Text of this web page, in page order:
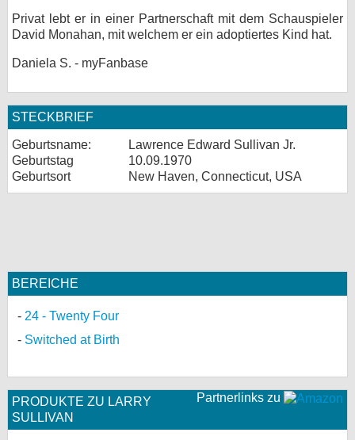
Privat lebt er in einer Partnerschaft mit dem Schauspieler
David Monahan, mit welchem er ein adoptiertes Kind hat.
Daniela S. - myFanbase
STECKBRIEF
Geburtsname:
Lawrence Edward Sullivan Jr.
Geburtstag
10.09.1970
Geburtsort
New Haven, Connecticut, USA
BEREICHE
24 - Twenty Four
Switched at Birth
Partnerlinks zu
PRODUKTE ZU LARRY
SULLIVAN
Desktop-Ansicht
myFanbase